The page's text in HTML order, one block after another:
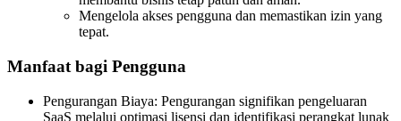
Mengelola akses pengguna dan memastikan izin yang
tepat.
Manfaat bagi Pengguna
Pengurangan Biaya: Pengurangan signifikan pengeluaran
SaaS melalui optimasi lisensi dan identifikasi perangkat lunak